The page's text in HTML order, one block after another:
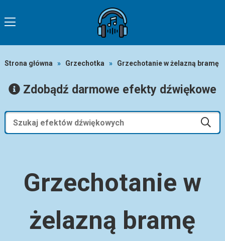
Strona główna » Grzechotka » Grzechotanie w żelazną bramę
Zdobądź darmowe efekty dźwiękowe
Grzechotanie w
żelazną bramę